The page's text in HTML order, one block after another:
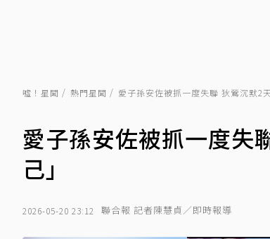
噓！星聞 熱門星聞 愛子孫安佐被抓一度失聯 狄鶯沉默2
愛子孫安佐被抓一度失
己」
2026-05-20 23:12 聯合報 記者陳慧貞／即時報導